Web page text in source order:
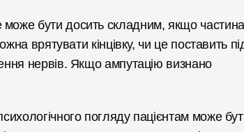
бути досить складним, якщо частина
врятувати кінцівку, чи це поставить
нервів. Якщо ампутацію визнано
погляду пацієнтам може